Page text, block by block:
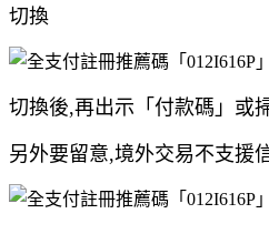
切換
切換後,再出示「付款碼」或
另外要留意,境外交易不支援